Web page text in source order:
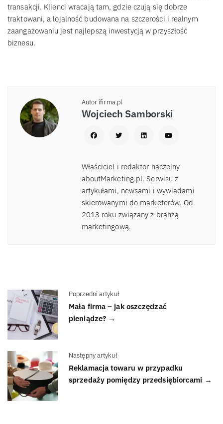
transakcji. Klienci wracają tam, gdzie czują się dobrze
traktowani, a lojalność budowana na szczerości i realnym
zaangażowaniu jest najlepszą inwestycją w przyszłość
biznesu.
Autor ifirma.pl
Wojciech Samborski
Właściciel i redaktor naczelny
aboutMarketing.pl. Serwisu z
artykułami, newsami i wywiadami
skierowanymi do marketerów. Od
2013 roku związany z branżą
marketingową.
Poprzedni artykuł
Mała firma – jak oszczędzać
pieniądze? →
Następny artykuł
Reklamacja towaru w przypadku
sprzedaży pomiędzy przedsiębiorcami →